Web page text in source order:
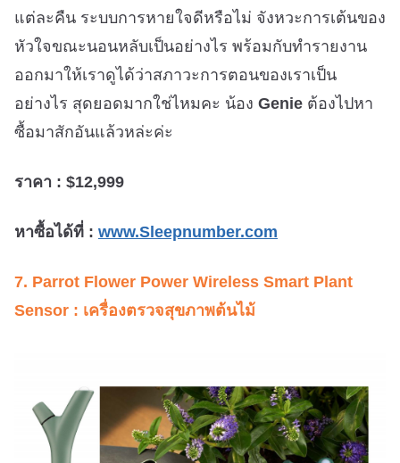
แต่ละคืน ระบบการหายใจดีหรือไม่ จังหวะการเต้นของ
หัวใจขณะนอนหลับเป็นอย่างไร พร้อมกับทำรายงาน
ออกมาให้เราดูได้ว่าสภาวะการตอนของเราเป็น
อย่างไร สุดยอดมากใช่ไหมคะ น้อง Genie ต้องไปหา
ซื้อมาสักอันแล้วหล่ะค่ะ
ราคา : $12,999
หาซื้อได้ที่ : www.Sleepnumber.com
7. Parrot Flower Power Wireless Smart Plant
Sensor : เครื่องตรวจสุขภาพต้นไม้